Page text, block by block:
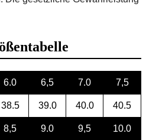
6.0 6,5 7.0 7,5
38.5 39.0 40.0 40.5
8,5 9.0 9,5 10.0